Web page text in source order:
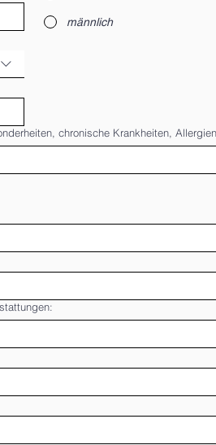
männlich
chronische Krankheiten,